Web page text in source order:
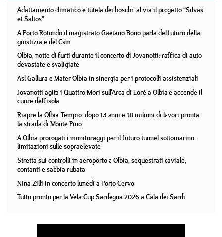
Adattamento climatico e tutela dei boschi: al via il progetto “Silvas
et Saltos”
A Porto Rotondo il magistrato Gaetano Bono parla del futuro della
giustizia e del Csm
Olbia, notte di furti durante il concerto di Jovanotti: raffica di auto
devastate e svaligiate
Asl Gallura e Mater Olbia in sinergia per i protocolli assistenziali
Jovanotti agita i Quattro Mori sull'Arca di Lorè a Olbia e accende il
cuore dell'isola
Riapre la Olbia-Tempio: dopo 13 anni e 18 milioni di lavori pronta
la strada di Monte Pino
A Olbia prorogati i monitoraggi per il futuro tunnel sottomarino:
limitazioni sulle sopraelevate
Stretta sui controlli in aeroporto a Olbia, sequestrati caviale,
contanti e sabbia rubata
Nina Zilli in concerto lunedì a Porto Cervo
Tutto pronto per la Vela Cup Sardegna 2026 a Cala dei Sardi